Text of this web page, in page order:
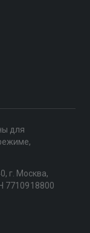
для
г. Москва,
7710918800